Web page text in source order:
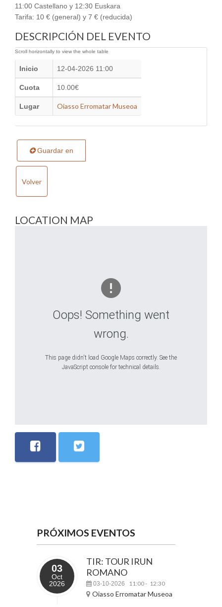
11:00 Castellano y 12:30 Euskara
Tarifa: 10 € (general) y 7 € (reducida)
DESCRIPCIÓN DEL EVENTO
Inicio 12-04-2026 11:00
Cuota 10.00€
Lugar Oiasso Erromatar Museoa
Guardar en
Volver
LOCATION MAP
Oops! Something went
wrong.
This page didn't load Google Maps correctly. See the
JavaScript console for technical details.
PRÓXIMOS EVENTOS
03
Oct
2026
TIR: TOUR IRUN
ROMANO
03-10-2026 11:00- 12:30
Oiasso Erromatar Museoa